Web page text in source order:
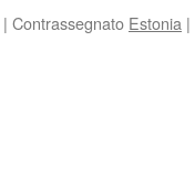
| Contrassegnato Estonia |